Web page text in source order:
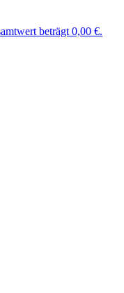
beträgt 0,00 €.